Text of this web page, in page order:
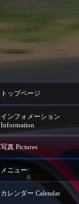
トップページ
インフォメーション
Information
写真 Pictures
メニュー
カレンダー Calendar